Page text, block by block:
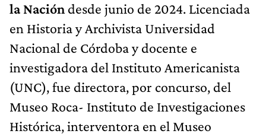
la Nación desde junio de 2024. Licenciada
en Historia y Archivista Universidad
Nacional de Córdoba y docente e
investigadora del Instituto Americanista
(UNC), fue directora, por concurso, del
Museo Roca- Instituto de Investigaciones
Histórica, interventora en el Museo